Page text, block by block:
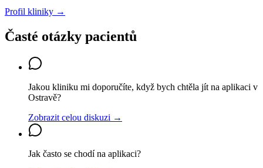
Profil kliniky →
Časté otázky pacientů
Jakou kliniku mi doporučíte, když bych chtěla jít na aplikaci v
Ostravě?
Zobrazit celou diskuzi →
Jak často se chodí na aplikaci?